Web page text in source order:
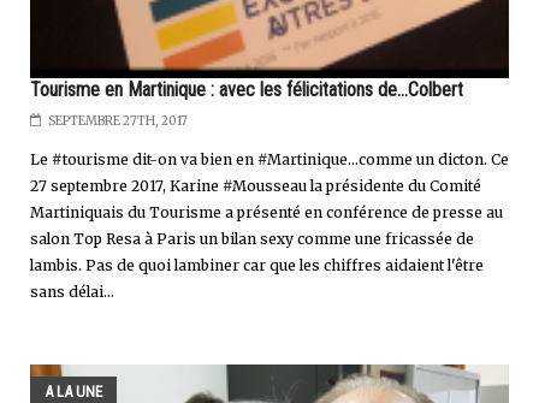
Tourisme en Martinique : avec les félicitations de...Colbert
SEPTEMBRE 27TH, 2017
Le #tourisme dit-on va bien en #Martinique...comme un dicton. Ce
27 septembre 2017, Karine #Mousseau la présidente du Comité
Martiniquais du Tourisme a présenté en conférence de presse au
salon Top Resa à Paris un bilan sexy comme une fricassée de
lambis. Pas de quoi lambiner car que les chiffres aidaient l'être
sans délai...
A LA UNE